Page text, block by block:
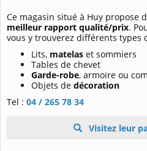
Ce magasin situé à Huy propose
meilleur rapport qualité/prix.
vous y trouverez différents types
Lits, matelas et sommiers
Tables de chevet
Garde-robe, armoire ou
Objets de décoration
Tel : 04 / 265 78 34
Visitez leur